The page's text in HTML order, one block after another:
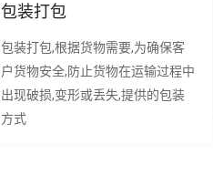
包装打包
包装打包,根据货物需要,为确保客
户货物安全,防止货物在运输过程中
出现破损,变形或丢失,提供的包装
方式